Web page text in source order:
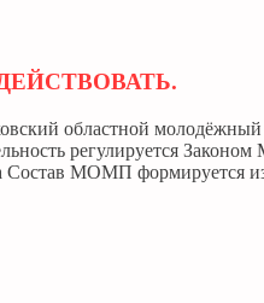
областной
регулируется
МОМП формируется